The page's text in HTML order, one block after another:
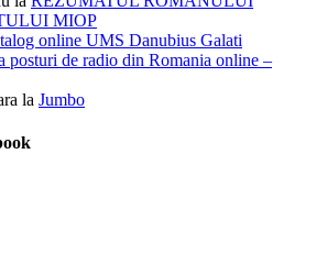
MIOP
online UMS Danubius Galati
posturi de radio din Romania online –
la Jumbo